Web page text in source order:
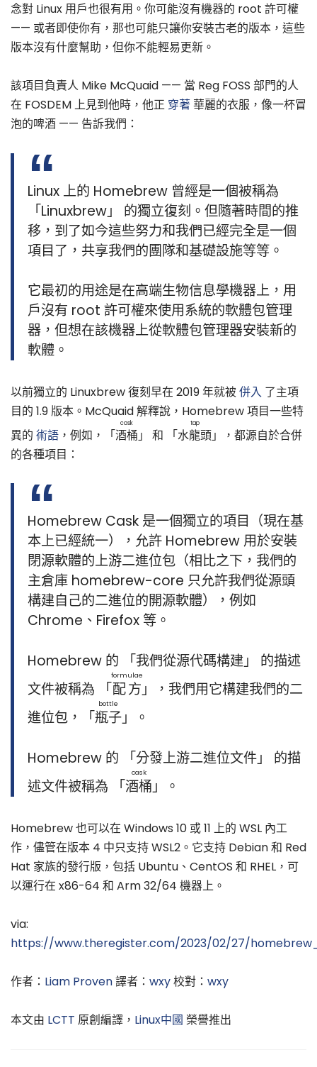
念對 Linux 用戶也很有用。你可能沒有機器的 root 許可權
—— 或者即使你有，那也可能只讓你安裝古老的版本，這些
版本沒有什麼幫助，但你不能輕易更新。
該項目負責人 Mike McQuaid —— 當 Reg FOSS 部門的人
在 FOSDEM 上見到他時，他正 穿著華麗的衣服，像一杯冒
泡的啤酒 —— 告訴我們：
Linux 上的 Homebrew 曾經是一個被稱為
「Linuxbrew」 的獨立復刻。但隨著時間的推
移，到了如今這些努力和我們已經完全是一個
項目了，共享我們的團隊和基礎設施等等。
它最初的用途是在高端生物信息學機器上，用
戶沒有 root 許可權來使用系統的軟體包管理
器，但想在該機器上從軟體包管理器安裝新的
軟體。
以前獨立的 Linuxbrew 復刻早在 2019 年就被併入 了主項
目的 1.9 版本。McQuaid 解釋說，Homebrew 項目一些特
異的 術語 ，例如，「酒桶
cask
」 和 「水龍頭
tap
」，都源自於合併
的各種項目：
Homebrew Cask 是一個獨立的項目（現在基
本上已經統一），允許 Homebrew 用於安裝
閉源軟體的上游二進位包（相比之下，我們的
主倉庫 homebrew-core 只允許我們從源頭
構建自己的二進位的開源軟體），例如
Chrome、Firefox 等。
Homebrew 的 「我們從源代碼構建」 的描述
文件被稱為 「配方
formulae
」，我們用它構建我們的二
進位包，「瓶子
bottle
」。
Homebrew 的 「分發上游二進位文件」 的描
述文件被稱為 「酒桶
cask
」。
Homebrew 也可以在 Windows 10 或 11 上的 WSL 內工
作，儘管在版本 4 中只支持 WSL2。它支持 Debian 和 Red
Hat 家族的發行版，包括 Ubuntu、CentOS 和 RHEL，可
以運行在 x86-64 和 Arm 32/64 機器上。
via:
https://www.theregister.com/2023/02/27/
作者： Liam Proven譯者： wxy校對： wxy
本文由 LCTT 原創編譯， Linux中國 榮譽推出